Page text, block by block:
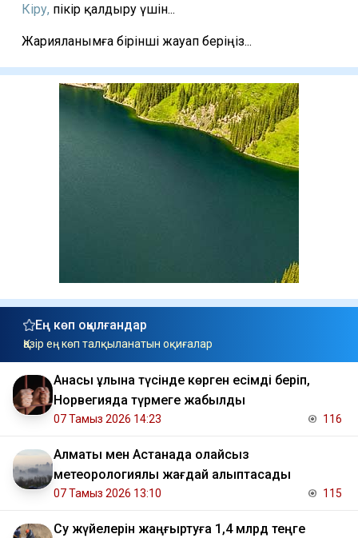
Кіру, пікір қалдыру үшін...
Жарияланымға бірінші жауап беріңіз...
Ең көп оқылғандар
Қазір ең көп талқыланатын оқиғалар
Анасы ұлына түсінде көрген есімді беріп,
Норвегияда түрмеге жабылды
07 Тамыз 2026 14:23 116
Алматы мен Астанада қолайсыз
метеорологиялық жағдай қалыптасады
07 Тамыз 2026 13:10 115
Су жүйелерін жаңғыртуға 1,4 млрд теңге